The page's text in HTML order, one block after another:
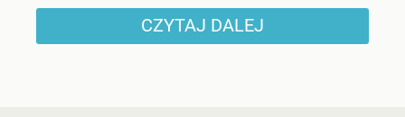
CZYTAJ DALEJ